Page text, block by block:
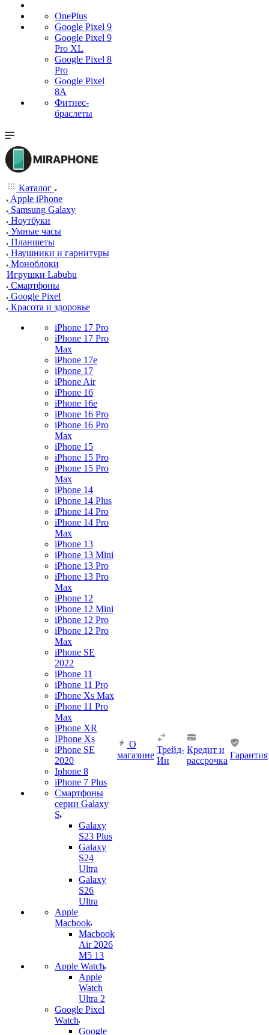
OnePlus
Google Pixel 9
Google Pixel 9
Pro XL
Google Pixel 8
Pro
Google Pixel
8A
Фитнес-
браслеты
Каталог
Apple iPhone
Samsung Galaxy
Ноутбуки
Умные часы
Планшеты
Наушники и гарнитуры
Моноблоки
Игрушки Labubu
Смартфоны
Google Pixel
Красота и здоровье
iPhone 17 Pro
iPhone 17 Pro
Max
iPhone 17e
iPhone 17
iPhone Air
iPhone 16
iPhone 16e
iPhone 16 Pro
iPhone 16 Pro
Max
iPhone 15
iPhone 15 Pro
iPhone 15 Pro
Max
iPhone 14
iPhone 14 Plus
iPhone 14 Pro
iPhone 14 Pro
Max
iPhone 13
iPhone 13 Mini
iPhone 13 Pro
iPhone 13 Pro
Max
iPhone 12
iPhone 12 Mini
iPhone 12 Pro
iPhone 12 Pro
Max
iPhone SE
2022
iPhone 11
iPhone 11 Pro
iPhone Xs Max
iPhone 11 Pro
Max
iPhone XR
IPhone Xs
iPhone SE
2020
Iphone 8
iPhone 7 Plus
Смартфоны
серии Galaxy
S
Galaxy
S23 Plus
Galaxy
S24
Ultra
Galaxy
S26
Ultra
Apple
Macbook
Macbook
Air 2026
M5 13
Apple Watch
Apple
Watch
Ultra 2
Google Pixel
Watch
Google
О
магазине
Трейд-
Ин
Кредит и
рассрочка
Гарантия